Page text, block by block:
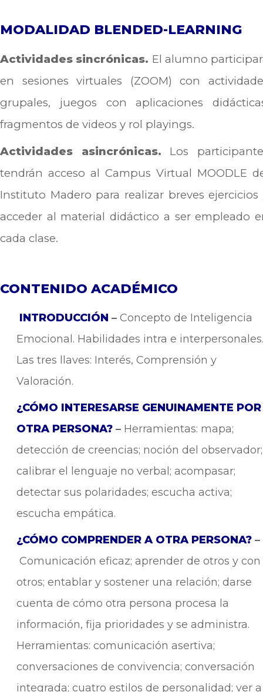
MODALIDAD BLENDED-LEARNING
Actividades sincrónicas. El alumno
en sesiones virtuales (ZOOM) con
grupales, juegos con aplicaciones
fragmentos de videos y rol playings.
Actividades asincrónicas. Los
tendrán acceso al Campus Virtual MOODLE
Instituto Madero para realizar breves ejercicios
acceder al material didáctico a ser empleado
cada clase.
CONTENIDO ACADÉMICO
INTRODUCCIÓN–Concepto de Inteligencia
Emocional. Habilidades intra e
Las tres llaves: Interés, Comprensión y
Valoración.
¿CÓMO INTERESARSE GENUINAMENTE POR
OTRA PERSONA? – Herramientas: mapa;
detección de creencias; noción del observador;
calibrar el lenguaje no verbal; acompasar;
detectar sus polaridades; escucha activa;
escucha empática.
¿CÓMO COMPRENDER A OTRA PERSONA? –
Comunicación eficaz; aprender de otros y con
otros; entablar y sostener una relación; darse
cuenta de cómo otra persona procesa la
información, fija prioridades y se administra.
Herramientas: comunicación asertiva;
conversaciones de convivencia; conversación
integrada; cuatro estilos de personalidad; ver a